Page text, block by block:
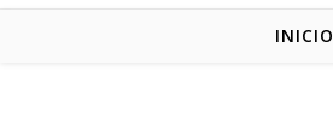
INICIO